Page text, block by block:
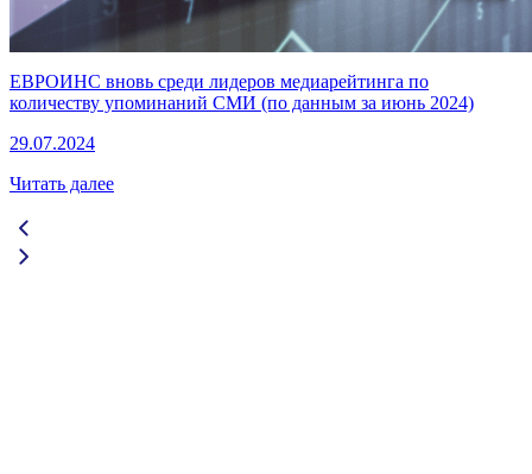
ЕВРОИНС вновь среди лидеров медиарейтинга по
количеству упоминаний СМИ (по данным за июнь 2024)
29.07.2024
Читать далее